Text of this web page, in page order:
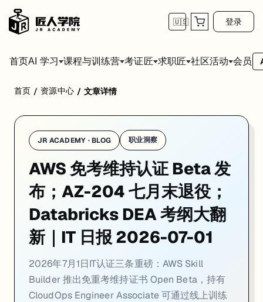
🇺🇸 登录
首页AI 学习 课程与训练营 考证匠 求职匠 社区活动 会员
一、认证动态
1. AWS 正式开放「免重考维持认证」Beta——Skill Builder
：AWS 持证者到期前 90 天可进入 Skill Builder 刷课 + Labs 攒
AWS Training and Certification 近期宣布，维持 AWS 认证的方式正式
目前 Beta 覆盖的认证：
AWS Certified CloudOps Engineer – Associate （可同步维持
即将加入：AWS Certified Data Engineer – Associate、AWS
操作路径：
进入 AWS Skill Builder → Explore → Validate your skills →
选择需要维持的认证
完成 AWS 推送的精选课程 + 至少一项动手实验（Associate 级
满足条件后系统自动延续，无需支付额外考试费
首页 / 资源中心 / 文章详情
JR ACADEMY · BLOG 职业洞察
AWS 免考维持认证 Beta 发
布；AZ-204 七月末退役；
Databricks DEA 考纲大翻
新｜IT 日报 2026-07-01
2026年7月1日IT认证三条重磅：AWS Skill
Builder 推出免重考维持证书 Open Beta，持有
CloudOps Engineer Associate 可通过线上训练